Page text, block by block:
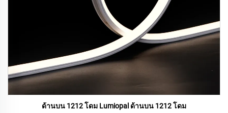
ด้านบน 1212 โดม Lumiopal ด้านบน 1212 โดม